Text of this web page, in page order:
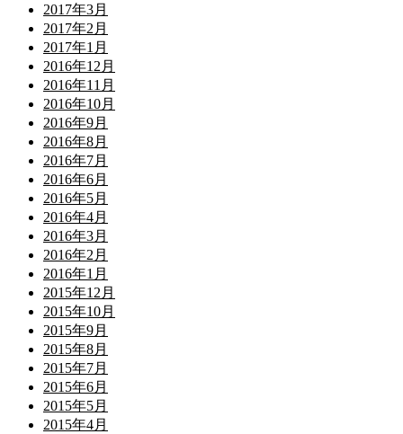
2017年3月
2017年2月
2017年1月
2016年12月
2016年11月
2016年10月
2016年9月
2016年8月
2016年7月
2016年6月
2016年5月
2016年4月
2016年3月
2016年2月
2016年1月
2015年12月
2015年10月
2015年9月
2015年8月
2015年7月
2015年6月
2015年5月
2015年4月